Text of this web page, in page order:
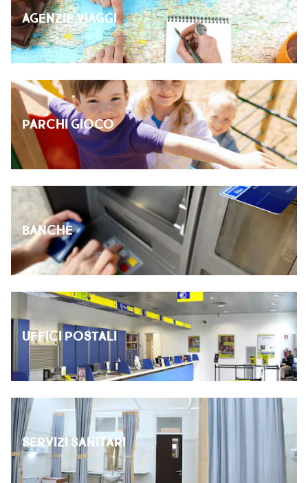
ENG
AGENZIE VIAGGI
PARCHI GIOCO
BANCHE
UFFICI POSTALI
SERVIZI SANITARI